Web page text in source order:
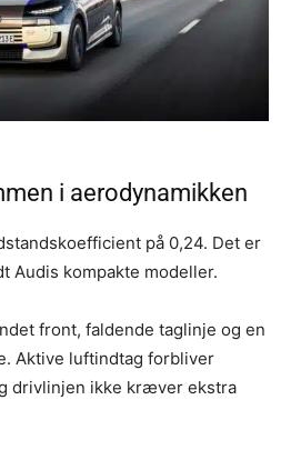
i aerodynamikken
på 0,24. Det er
Audis kompakte modeller.
front, faldende taglinje og en
Aktive luftindtag forbliver
drivlinjen ikke kræver ekstra